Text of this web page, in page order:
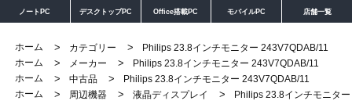
ノートPC デスクトップPC Office搭載PC モバイルPC 店舗一覧
ホーム > カテゴリー >
Philips 23.8インチモニター 243V7QDAB/11
ホーム
> メーカー >
Philips 23.8インチモニター 243V7QDAB/11
ホーム
> 中古品 >
Philips 23.8インチモニター 243V7QDAB/11
ホーム
> 周辺機器 > 液晶ディスプレイ > Philips 23.8インチモニタ